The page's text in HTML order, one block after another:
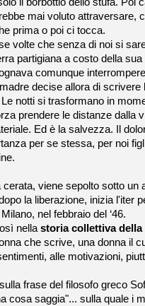
mai voluto attraversare,
prima o poi ci tocca.
volte che senza di noi si
partigiana a costo della
comunque
decise allora di scrivere
notti si trasformano in
prendere le distanze dalla
Ed è la salvezza. Il
per se stessa, per noi
cerata, viene sepolto sotto un
la liberazione, inizia l'iter
nel febbraio del ‘46.
nella storia collettiva della
che scrive, una donna il
alle motivazioni,
frase del filosofo greco
cosa saggia"... sulla quale i